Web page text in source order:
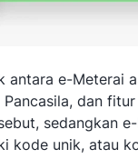
antara e-Meterai
dan
sedangkan
kode unik, atau